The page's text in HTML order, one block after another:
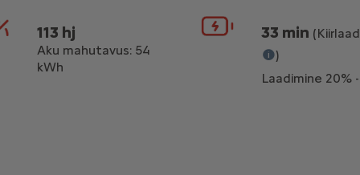
113 hj
Aku mahutavus: 54
kWh
33 min
Kiirlaadimine kuni
)
Laadimine 20%